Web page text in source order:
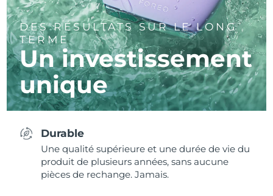
DES RÉSULTATS SUR LE LONG
TERME
Un investissement
unique
Durable
Une qualité supérieure et une durée de vie du
produit de plusieurs années, sans aucune
pièces de rechange. Jamais.